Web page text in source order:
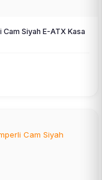
Siyah E-ATX Kasa